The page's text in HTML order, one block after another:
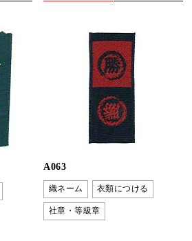
A063
織ネーム 衣類につける
社章・等級章